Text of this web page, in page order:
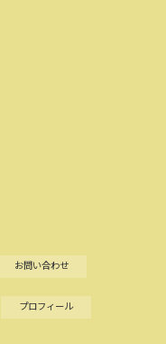
お問い合わせ
プロフィール